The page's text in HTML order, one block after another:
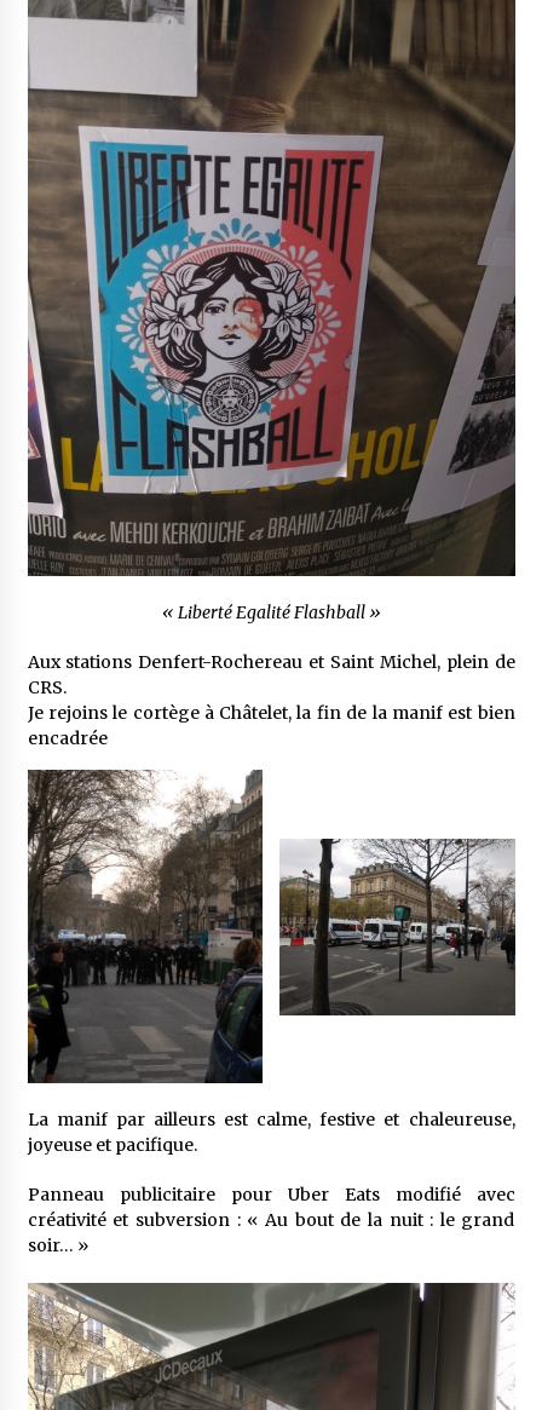
« Liberté Egalité Flashball »
Aux stations Denfert-Rochereau et Saint Michel, plein de
CRS.
Je rejoins le cortège à Châtelet, la fin de la manif est bien
encadrée
La manif par ailleurs est calme, festive et chaleureuse,
joyeuse et pacifique.
Panneau publicitaire pour Uber Eats modifié avec
créativité et subversion : « Au bout de la nuit : le grand
soir… »